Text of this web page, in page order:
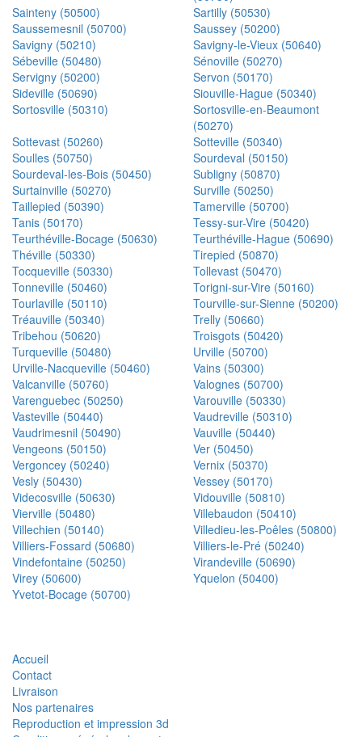
Sainteny (50500)
Sartilly (50530)
Saussemesnil (50700)
Saussey (50200)
Savigny (50210)
Savigny-le-Vieux (50640)
Sébeville (50480)
Sénoville (50270)
Servigny (50200)
Servon (50170)
Sideville (50690)
Siouville-Hague (50340)
Sortosville (50310)
Sortosville-en-Beaumont
(50270)
Sottevast (50260)
Sotteville (50340)
Soulles (50750)
Sourdeval (50150)
Sourdeval-les-Bois (50450)
Subligny (50870)
Surtainville (50270)
Surville (50250)
Taillepied (50390)
Tamerville (50700)
Tanis (50170)
Tessy-sur-Vire (50420)
Teurthéville-Bocage (50630)
Teurthéville-Hague (50690)
Théville (50330)
Tirepied (50870)
Tocqueville (50330)
Tollevast (50470)
Tonneville (50460)
Torigni-sur-Vire (50160)
Tourlaville (50110)
Tourville-sur-Sienne (50200)
Tréauville (50340)
Trelly (50660)
Tribehou (50620)
Troisgots (50420)
Turqueville (50480)
Urville (50700)
Urville-Nacqueville (50460)
Vains (50300)
Valcanville (50760)
Valognes (50700)
Varenguebec (50250)
Varouville (50330)
Vasteville (50440)
Vaudreville (50310)
Vaudrimesnil (50490)
Vauville (50440)
Vengeons (50150)
Ver (50450)
Vergoncey (50240)
Vernix (50370)
Vesly (50430)
Vessey (50170)
Videcosville (50630)
Vidouville (50810)
Vierville (50480)
Villebaudon (50410)
Villechien (50140)
Villedieu-les-Poêles (50800)
Villiers-Fossard (50680)
Villiers-le-Pré (50240)
Vindefontaine (50250)
Virandeville (50690)
Virey (50600)
Yquelon (50400)
Yvetot-Bocage (50700)
Accueil
Contact
Livraison
Nos partenaires
Reproduction et impression 3d